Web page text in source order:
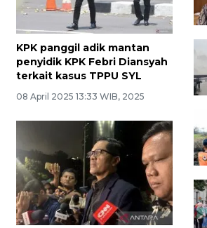
KPK panggil adik mantan
penyidik KPK Febri Diansyah
terkait kasus TPPU SYL
08 April 2025 13:33 WIB, 2025